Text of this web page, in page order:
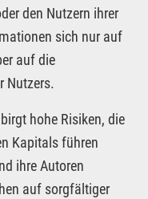
den Nutzern ihrer
sich nur auf
auf die
Nutzers.
hohe Risiken, die
Kapitals führen
ihre Autoren
auf sorgfältiger